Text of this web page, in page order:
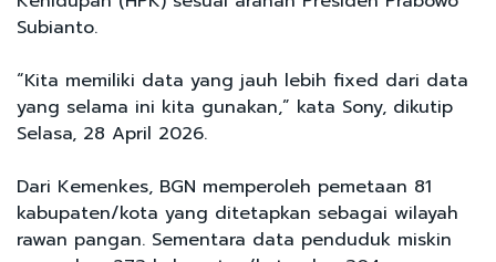
Subianto.
“Kita memiliki data yang jauh lebih fixed dari data
yang selama ini kita gunakan,” kata Sony, dikutip
Selasa, 28 April 2026.
Dari Kemenkes, BGN memperoleh pemetaan 81
kabupaten/kota yang ditetapkan sebagai wilayah
rawan pangan. Sementara data penduduk miskin